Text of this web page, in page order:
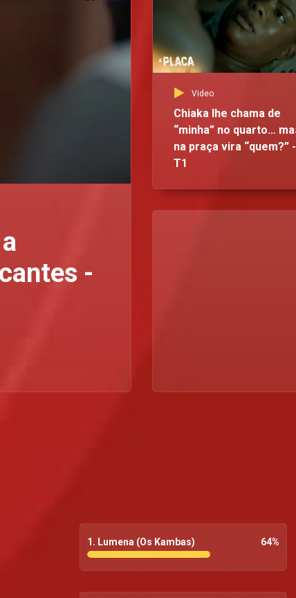
-
Video
Chiaka lhe chama de
“minha” no quarto…
na praça vira “quem?” -
T1
1. Lumena (Os Kambas) 64%